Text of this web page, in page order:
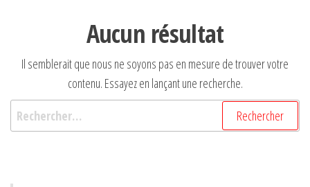
Aucun résultat
Il semblerait que nous ne soyons pas en mesure de trouver votre
contenu. Essayez en lançant une recherche.